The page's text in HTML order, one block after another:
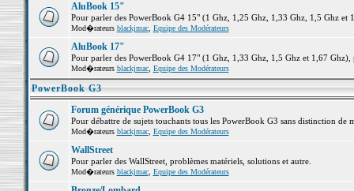
AluBook 15"
Pour parler des PowerBook G4 15" (1 Ghz, 1,25 Ghz, 1,33 Ghz, 1,5 Ghz et
Mod�rateurs blackjmac, Equipe des Modérateurs
AluBook 17"
Pour parler des PowerBook G4 17" (1 Ghz, 1,33 Ghz, 1,5 Ghz et 1,67 Ghz),
Mod�rateurs blackjmac, Equipe des Modérateurs
PowerBook G3
Forum générique PowerBook G3
Pour débattre de sujets touchants tous les PowerBook G3 sans distinction de
Mod�rateurs blackjmac, Equipe des Modérateurs
WallStreet
Pour parler des WallStreet, problèmes matériels, solutions et autre.
Mod�rateurs blackjmac, Equipe des Modérateurs